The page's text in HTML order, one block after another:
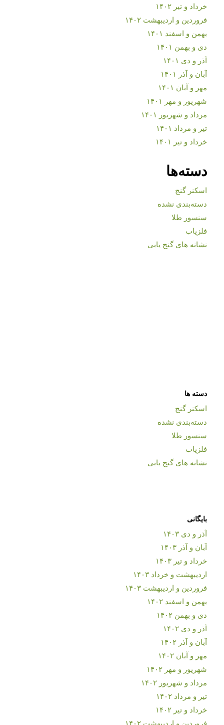
خرداد و تیر ۱۴۰۲
فروردین و اردیبهشت ۱۴۰۲
بهمن و اسفند ۱۴۰۱
دی و بهمن ۱۴۰۱
آذر و دی ۱۴۰۱
آبان و آذر ۱۴۰۱
مهر و آبان ۱۴۰۱
شهریور و مهر ۱۴۰۱
مرداد و شهریور ۱۴۰۱
تیر و مرداد ۱۴۰۱
خرداد و تیر ۱۴۰۱
دسته‌ها
اسکنر گنج
دسته‌بندی نشده
سنسور طلا
فلزیاب
نشانه های گنج یابی
دسته ها
اسکنر گنج
دسته‌بندی نشده
سنسور طلا
فلزیاب
نشانه های گنج یابی
بایگانی
آذر و دی ۱۴۰۳
آبان و آذر ۱۴۰۳
خرداد و تیر ۱۴۰۳
اردیبهشت و خرداد ۱۴۰۳
فروردین و اردیبهشت ۱۴۰۳
بهمن و اسفند ۱۴۰۲
دی و بهمن ۱۴۰۲
آذر و دی ۱۴۰۲
آبان و آذر ۱۴۰۲
مهر و آبان ۱۴۰۲
شهریور و مهر ۱۴۰۲
مرداد و شهریور ۱۴۰۲
تیر و مرداد ۱۴۰۲
خرداد و تیر ۱۴۰۲